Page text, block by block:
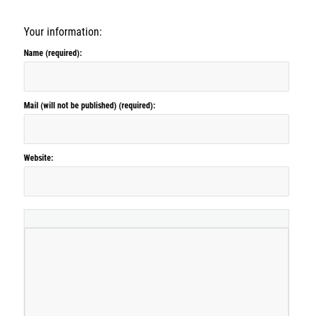
Your information:
Name (required):
Mail (will not be published) (required):
Website: